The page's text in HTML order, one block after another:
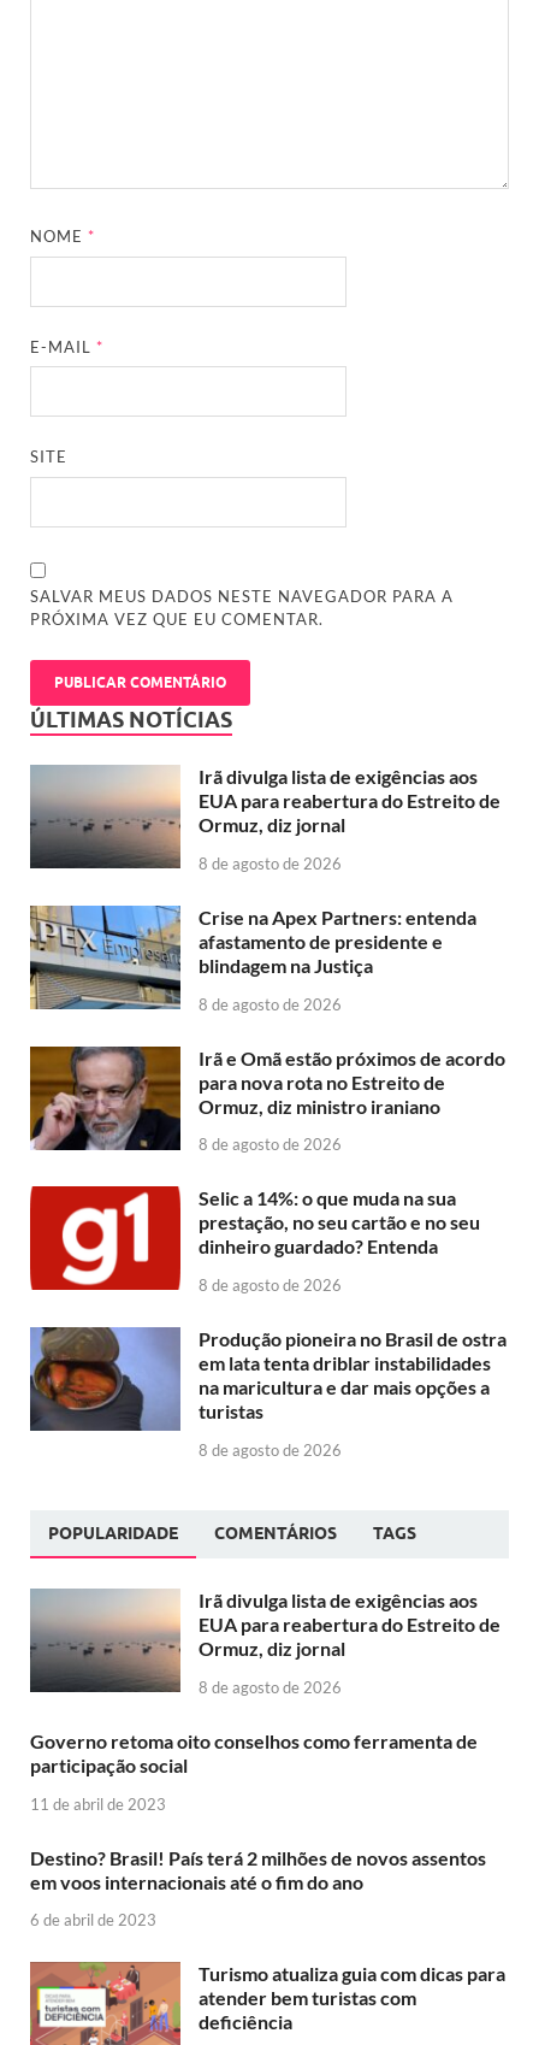
NOME*
E-MAIL*
SITE
SALVAR MEUS DADOS NESTE NAVEGADOR PARA A
PRÓXIMA VEZ QUE EU COMENTAR.
ÚLTIMAS NOTÍCIAS
Irã divulga lista de exigências aos
EUA para reabertura do Estreito de
Ormuz, diz jornal
8 de agosto de 2026
Crise na Apex Partners: entenda
afastamento de presidente e
blindagem na Justiça
8 de agosto de 2026
Irã e Omã estão próximos de acordo
para nova rota no Estreito de
Ormuz, diz ministro iraniano
8 de agosto de 2026
Selic a 14%: o que muda na sua
prestação, no seu cartão e no seu
dinheiro guardado? Entenda
8 de agosto de 2026
Produção pioneira no Brasil de ostra
em lata tenta driblar instabilidades
na maricultura e dar mais opções a
turistas
8 de agosto de 2026
POPULARIDADE COMENTÁRIOS TAGS
Irã divulga lista de exigências aos
EUA para reabertura do Estreito de
Ormuz, diz jornal
8 de agosto de 2026
Governo retoma oito conselhos como ferramenta de
participação social
11 de abril de 2023
Destino? Brasil! País terá 2 milhões de novos assentos
em voos internacionais até o fim do ano
6 de abril de 2023
Turismo atualiza guia com dicas para
atender bem turistas com
deficiência